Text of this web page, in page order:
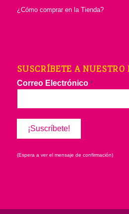
¿Cómo comprar en la Tienda?
SUSCRÍBETE A NUESTRO
Correo Electrónico *
(Espera a ver el mensaje de confirmación)